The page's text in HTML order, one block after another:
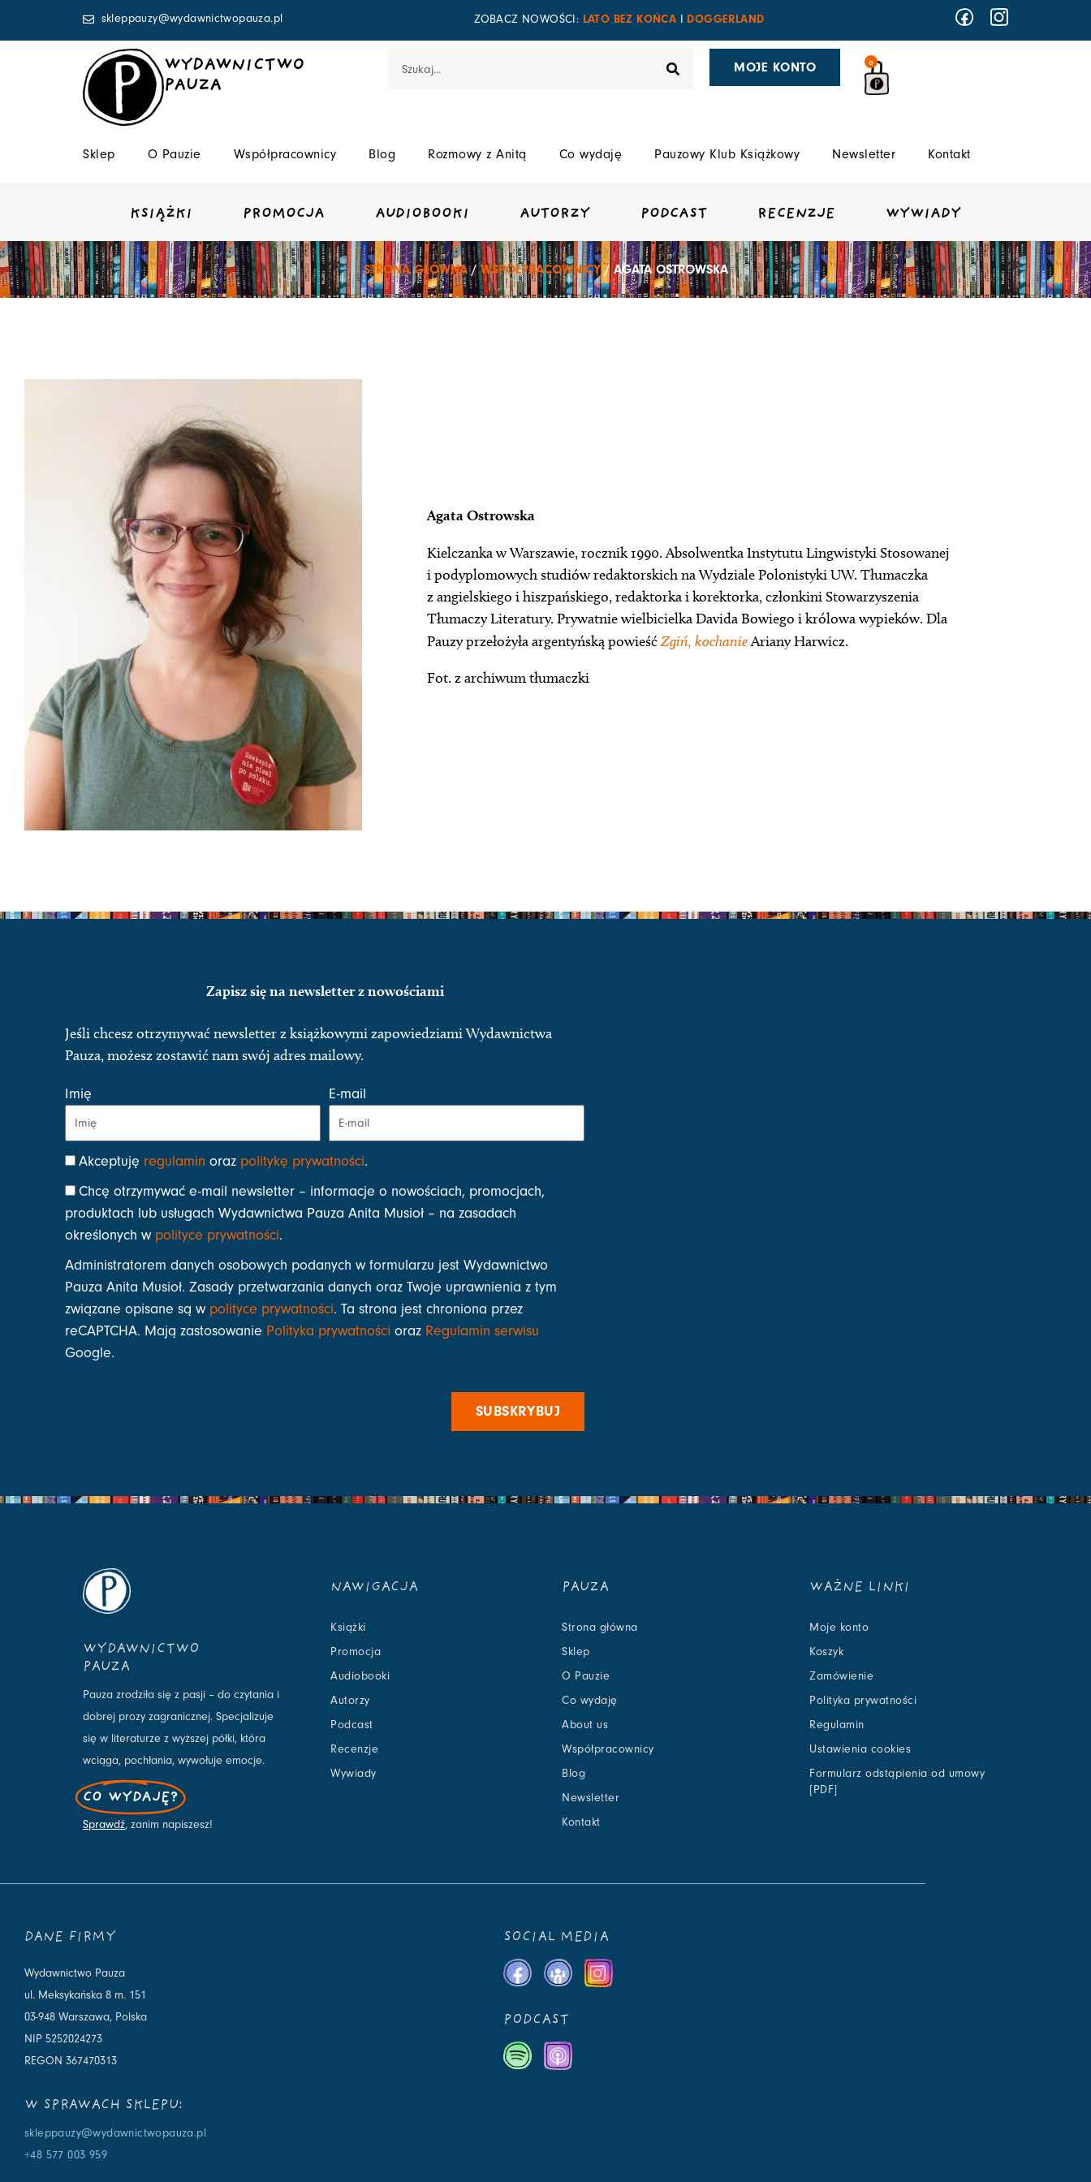
skleppauzy@wydawnictwopauza.pl ZOBACZ NOWOŚCI: LATO BEZ KOŃCA DOGGERLAND
WYDAWNICTWO
PAUZA
MOJE KONTO 0
Sklep O Pauzie Współpracownicy Blog Rozmowy z Anitą Co wydaję Pauzowy Klub Książkowy Newsletter Kontakt
KSIĄŻKI PROMOCJA AUDIOBOOKI AUTORZY PODCAST RECENZJE WYWIADY
STRONA GŁÓWNA/WSPÓŁPRACOWNICY/ AGATA OSTROWSKA
Agata Ostrowska
Kielczanka w Warszawie, rocznik 1990. Absolwentka Instytutu Lingwistyki Stosowanej
i podyplomowych studiów redaktorskich na Wydziale Polonistyki UW. Tłumaczka
z angielskiego i hiszpańskiego, redaktorka i korektorka, członkini Stowarzyszenia
Tłumaczy Literatury. Prywatnie wielbicielka Davida Bowiego i królowa wypieków. Dla
Pauzy przełożyła argentyńską powieśćZgiń, kochanieAriany Harwicz.
Fot. z archiwum tłumaczki
Zapisz się na newsletter z nowościami
Jeśli chcesz otrzymywać newsletter z książkowymi zapowiedziami Wydawnictwa
Pauza, możesz zostawić nam swój adres mailowy.
Imię E-mail
Akceptuję regulamin oraz politykę prywatności.
Chcę otrzymywać e-mail newsletter – informacje o nowościach, promocjach,
produktach lub usługach Wydawnictwa Pauza Anita Musioł – na zasadach
określonych w polityce prywatności.
Administratorem danych osobowych podanych w formularzu jest Wydawnictwo
Pauza Anita Musioł. Zasady przetwarzania danych oraz Twoje uprawnienia z tym
związane opisane są w polityce prywatności. Ta strona jest chroniona przez
reCAPTCHA. Mają zastosowanie Polityka prywatności oraz Regulamin serwisu
Google.
SUBSKRYBUJ
WYDAWNICTWO
PAUZA
Pauza zrodziła się z pasji – do czytania i
dobrej prozy zagranicznej. Specjalizuje
się w literaturze z wyższej półki, która
wciąga, pochłania, wywołuje emocje.
CO WYDAJĘ?
Sprawdź, zanim napiszesz!
NAWIGACJA
Książki
Promocja
Audiobooki
Autorzy
Podcast
Recenzje
Wywiady
PAUZA
Strona główna
Sklep
O Pauzie
Co wydaję
About us
Współpracownicy
Blog
Newsletter
Kontakt
WAŻNE LINKI
Moje konto
Koszyk
Zamówienie
Polityka prywatności
Regulamin
Ustawienia cookies
Formularz odstąpienia od umowy
[PDF]
DANE FIRMY
Wydawnictwo Pauza
ul. Meksykańska 8 m. 151
03-948 Warszawa, Polska
NIP 5252024273
REGON 367470313
W SPRAWACH SKLEPU:
skleppauzy@wydawnictwopauza.pl
+48 577 003 959
SOCIAL MEDIA
PODCAST